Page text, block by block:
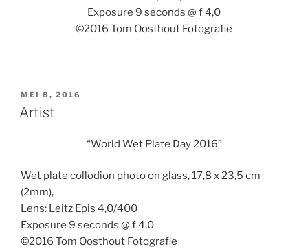
Exposure 9 seconds @ f 4,0
©2016 Tom Oosthout Fotografie
GEPLAATST
OP
MEI 8, 2016
Artist
“World Wet Plate Day 2016”
Wet plate collodion photo on glass, 17,8 x 23,5 cm
(2mm),
Lens: Leitz Epis 4,0/400
Exposure 9 seconds @ f 4,0
©2016 Tom Oosthout Fotografie